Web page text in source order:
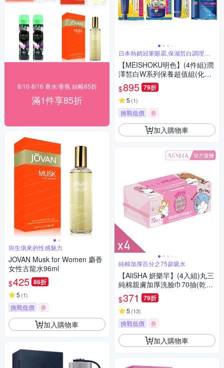
8/10-8/16 香水/香氛 結帳85折
滿1件享85折
與生俱來的性感魅力
JOVAN Musk for Women 麝香
女性古龍水96ml
$425 86折
5 (1)
挑戰低價 券
加入購物車
日本熱銷冠軍眼霜,保濕皙白調理肌
膚
【MEISHOKU明色】(4件組)潤
澤皙白W系列保養超值組(化妝
水/眼霜/乳霜/精華液)
$895 79折
5 (1)
挑戰低價 券
加入購物車
純棉加厚百分之75超吸水
【AliSHA 妍樂羋】(4入組)丸三
純棉親膚加厚洗臉巾70抽(乾濕
兩用)(純棉加厚)
$371 79折
5 (13)
挑戰低價 券
加入購物車